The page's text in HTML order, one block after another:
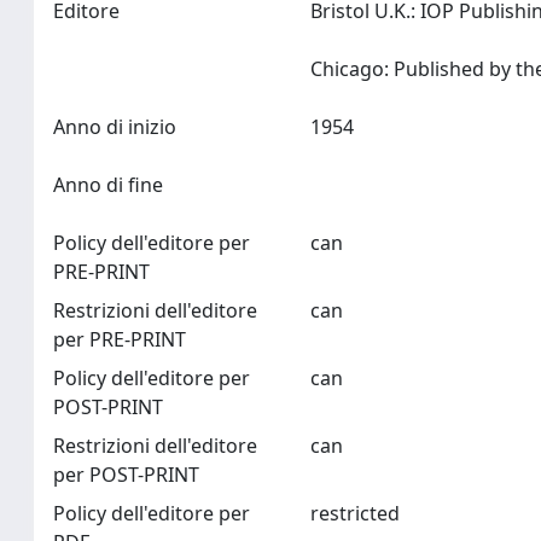
Editore Bristol U.K.: IOP
Anno di inizio
Anno di fine
Policy dell'editore per
PRE-PRINT
Restrizioni dell'editore
per PRE-PRINT
Policy dell'editore per
POST-PRINT
Restrizioni dell'editore
per POST-PRINT
Policy dell'editore per